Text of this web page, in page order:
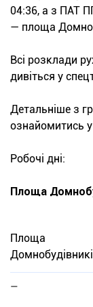
04:36, а з ПАТ
— площа
Всі розклади
дивіться у
Детальніше з
ознайомитись
Робочі дні:
Площа
Площа
—